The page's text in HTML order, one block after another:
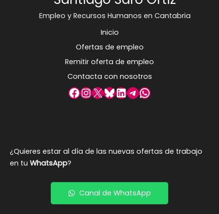
Empleo y Recursos Humanos en Cantabria
Inicio
Ofertas de empleo
Remitir oferta de empleo
Contacta con nosotros
Facebook
Instagram
X Bluesky
LinkedIn
Telegram
WhatsApp
¿Quieres estar al día de las nuevas ofertas de trabajo
en tu WhatsApp?
Canal de WhatsApp